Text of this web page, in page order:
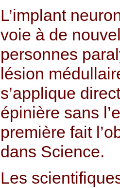
L’implant
voie à de
personnes
lésion
s’applique
épinière sans
première fait
dans Science.
Les